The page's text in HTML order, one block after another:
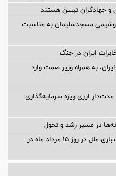
و جهادگران تبیین هستند
مسجدسلیمان به مناسبت
ایران در جنگ
به همراه وزیر صمت وارد
ارزی ویژه سرمایه‌گذاری
در مسیر رشد و تحول
اسامی شعب کشیک موسسه اعتباری ملل در روز 15 مرداد ماه در